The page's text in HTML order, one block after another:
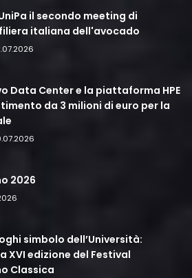
il secondo meeting di
italiana dell'avocado
Data Center e la piattaforma HPE
da 3 milioni di euro per la
2026
simbolo dell’Università:
XVI edizione del Festival
Classica